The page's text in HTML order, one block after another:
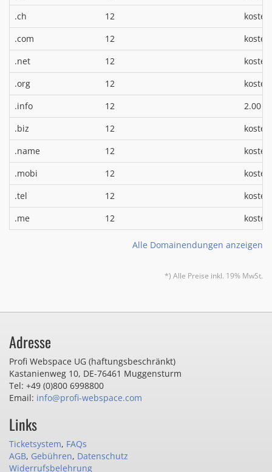
.ch
12
.com
12
.net
12
.org
12
.info
12 2.00 €
.biz 12
.name
12
.mobi
12
.tel
12
.me
12
Alle Domainendungen anzeigen
*) Alle Preise inkl. 19% MwSt.
Adresse
Profi Webspace UG (haftungsbeschränkt)
Kastanienweg 10, DE-76461 Muggensturm
Tel: +49 (0)800 6998800
Email: info@profi-webspace.com
Links
Ticketsystem, FAQs
AGB, Gebühren, Datenschutz
Widerrufsbelehrung